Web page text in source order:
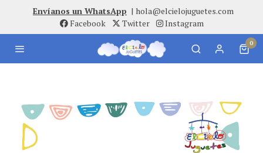
Envíanos un WhatsApp | hola@elcielojuguetes.com
Facebook
Twitter Instagram
0